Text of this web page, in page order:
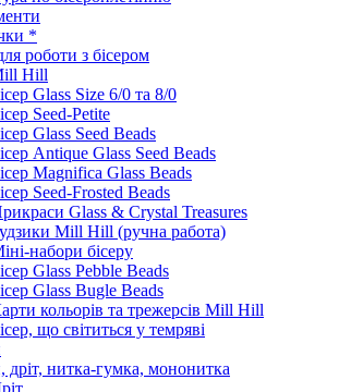
*
роботи з бісером
Hill
Glass Size 6/0 та 8/0
Seed-Petite
Glass Seed Beads
Antique Glass Seed Beads
Magnifica Glass Beads
Seed-Frosted Beads
Glass & Crystal Treasures
Mill Hill (ручна работа)
набори бісеру
Glass Pebble Beads
Glass Bugle Beads
кольорів та трежерсів Mill Hill
що світиться у темряві
нитка-гумка, мононитка